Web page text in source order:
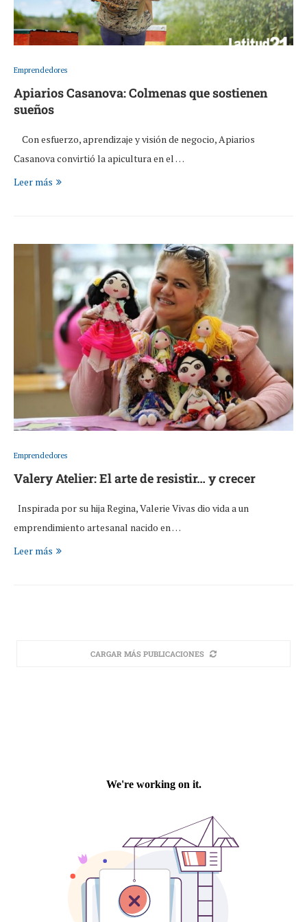
Emprendedores
Apiarios Casanova: Colmenas que sostienen
sueños
Con esfuerzo, aprendizaje y visión de negocio, Apiarios
Casanova convirtió la apicultura en el …
Leer más
Emprendedores
Valery Atelier: El arte de resistir… y crecer
Inspirada por su hija Regina, Valerie Vivas dio vida a un
emprendimiento artesanal nacido en …
Leer más
CARGAR MÁS PUBLICACIONES